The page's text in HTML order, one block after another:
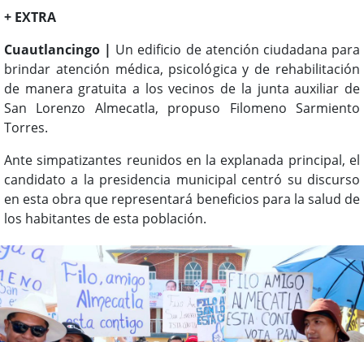
+ EXTRA
Cuautlancingo | Un edificio de atención ciudadana para
brindar atención médica, psicológica y de rehabilitación
de manera gratuita a los vecinos de la junta auxiliar de
San Lorenzo Almecatla, propuso Filomeno Sarmiento
Torres.
Ante simpatizantes reunidos en la explanada principal, el
candidato a la presidencia municipal centró su discurso
en esta obra que representará beneficios para la salud de
los habitantes de esta población.